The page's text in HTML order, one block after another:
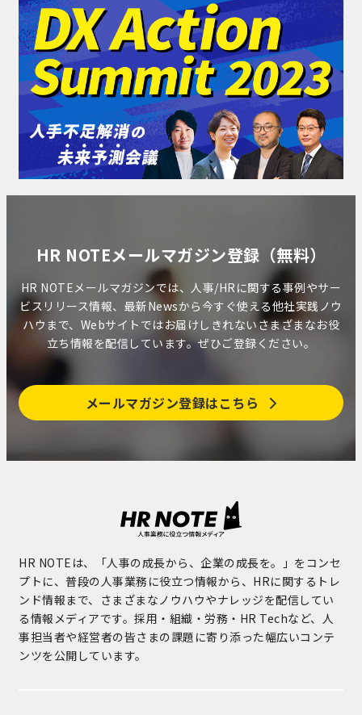
HR NOTEメールマガジン登録（無料）
HR NOTEメールマガジンでは、人事/HRに関する事例やサー
ビスリリース情報、最新Newsから今すぐ使える他社実践ノウ
ハウまで、Webサイトではお届けしきれないさまざまなお役
立ち情報を配信しています。ぜひご登録ください。
メールマガジン登録はこちら
HR NOTEは、「人事の成長から、企業の成長を。」をコンセ
プトに、普段の人事業務に役立つ情報から、HRに関するトレ
ンド情報まで、さまざまなノウハウやナレッジを配信してい
る情報メディアです。採用・組織・労務・HR Techなど、人
事担当者や経営者の皆さまの課題に寄り添った幅広いコンテ
ンツを公開しています。